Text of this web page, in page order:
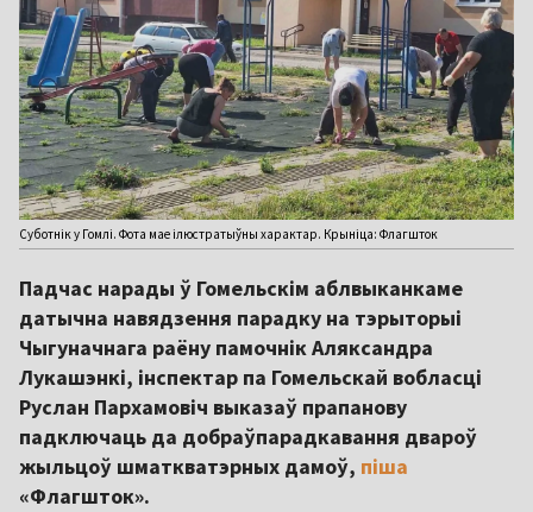
Суботнік у Гомлі. Фота мае ілюстратыўны характар. Крыніца: Флагшток
Падчас нарады ў Гомельскім аблвыканкаме
датычна навядзення парадку на тэрыторыі
Чыгуначнага раёну памочнік Аляксандра
Лукашэнкі, інспектар па Гомельскай вобласці
Руслан Пархамовіч выказаў прапанову
падключаць да добраўпарадкавання двароў
жыльцоў шматкватэрных дамоў, піша
«Флагшток».